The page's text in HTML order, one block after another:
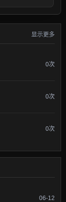
显示更多
0次
0次
0次
06-12